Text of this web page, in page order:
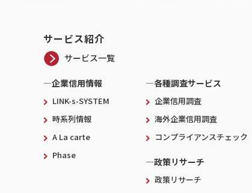
サービス紹介
サービス一覧
―企業信用情報
LINK-s-SYSTEM
時系列情報
A La carte
Phase
―各種調査サービス
企業信用調査
海外企業信用調査
コンプライアンスチェック
―政策リサーチ
政策リサーチ